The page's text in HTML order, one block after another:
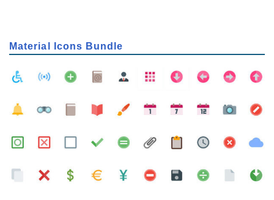
Material Icons Bundle